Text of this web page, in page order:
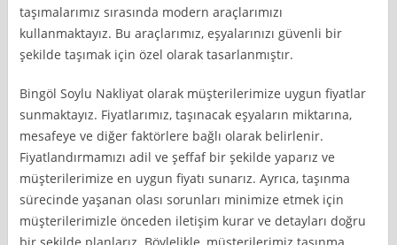
taşımalarımız sırasında modern araçlarımızı
kullanmaktayız. Bu araçlarımız, eşyalarınızı güvenli bir
şekilde taşımak için özel olarak tasarlanmıştır.
Bingöl Soylu Nakliyat olarak müşterilerimize uygun fiyatlar
sunmaktayız. Fiyatlarımız, taşınacak eşyaların miktarına,
mesafeye ve diğer faktörlere bağlı olarak belirlenir.
Fiyatlandırmamızı adil ve şeffaf bir şekilde yaparız ve
müşterilerimize en uygun fiyatı sunarız. Ayrıca, taşınma
sürecinde yaşanan olası sorunları minimize etmek için
müşterilerimizle önceden iletişim kurar ve detayları doğru